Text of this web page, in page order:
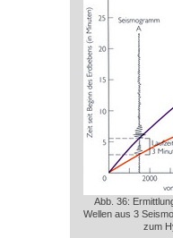
Abb. 36:
Wellen aus 3
zum